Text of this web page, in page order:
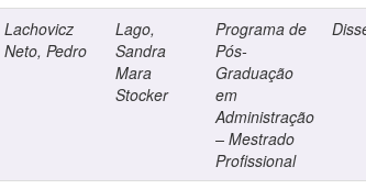
Lachovicz
Neto, Pedro
Lago,
Sandra
Mara
Stocker
Programa de
Pós-
Graduação
em
Administração
– Mestrado
Profissional